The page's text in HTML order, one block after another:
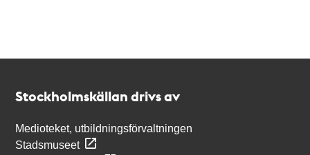
Stockholmskällan drivs av
Medioteket, utbildningsförvaltningen
Stadsmuseet